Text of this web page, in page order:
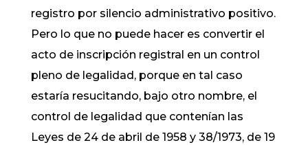
registro por silencio administrativo positivo.
Pero lo que no puede hacer es convertir el
acto de inscripción registral en un control
pleno de legalidad, porque en tal caso
estaría resucitando, bajo otro nombre, el
control de legalidad que contenían las
Leyes de 24 de abril de 1958 y 38/1973, de 19